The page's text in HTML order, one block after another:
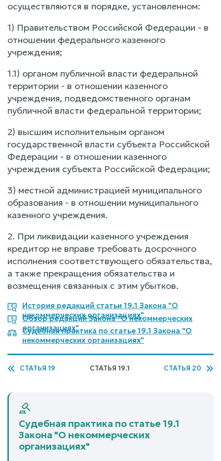
осуществляются в порядке, установленном:
1) Правительством Российской Федерации - в
отношении федерального казенного
учреждения;
1.1) органом публичной власти федеральной
территории - в отношении казенного
учреждения, подведомственного органам
публичной власти федеральной территории;
2) высшим исполнительным органом
государственной власти субъекта Российской
Федерации - в отношении казенного
учреждения субъекта Российской Федерации;
3) местной администрацией муниципального
образования - в отношении муниципального
казенного учреждения.
2. При ликвидации казенного учреждения
кредитор не вправе требовать досрочного
исполнения соответствующего обязательства,
а также прекращения обязательства и
возмещения связанных с этим убытков.
История редакций статьи 19.1 Закона "О
некоммерческих организациях"
Обзор редакций Закона "О некоммерческих
организациях"
Судебная практика по статье 19.1 Закона "О
некоммерческих организациях"
СТАТЬЯ 19 СТАТЬЯ 19.1 СТАТЬЯ 20
Судебная практика по статье 19.1
Закона "О некоммерческих
организациях"